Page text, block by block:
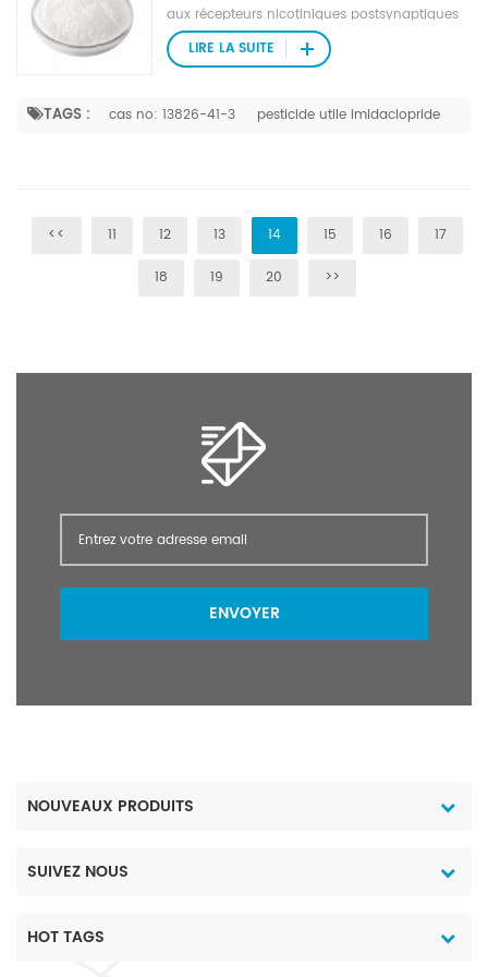
aux récepteurs nicotiniques postsynaptiques
du système nerveux central des insectes.
TAGS : cas no: 13826-41-3 pesticide utile imidaclopride
LIRE LA SUITE
<< 11 12 13 14 15 16 17
18 19 20 >>
ENVOYER
NOUVEAUX PRODUITS
SUIVEZ NOUS
HOT TAGS